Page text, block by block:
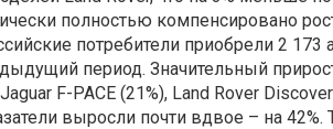
полностью компенсировано
потребители приобрели 2 173
период. Значительный
F-PACE (21%), Land Rover
выросли почти вдвое – на